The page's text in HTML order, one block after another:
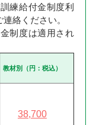
練給付金制度利
絡ください。
制度は適用され
教材別（円：税込）
38,700